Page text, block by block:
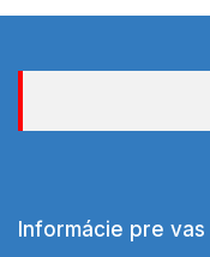
Informácie pre vas